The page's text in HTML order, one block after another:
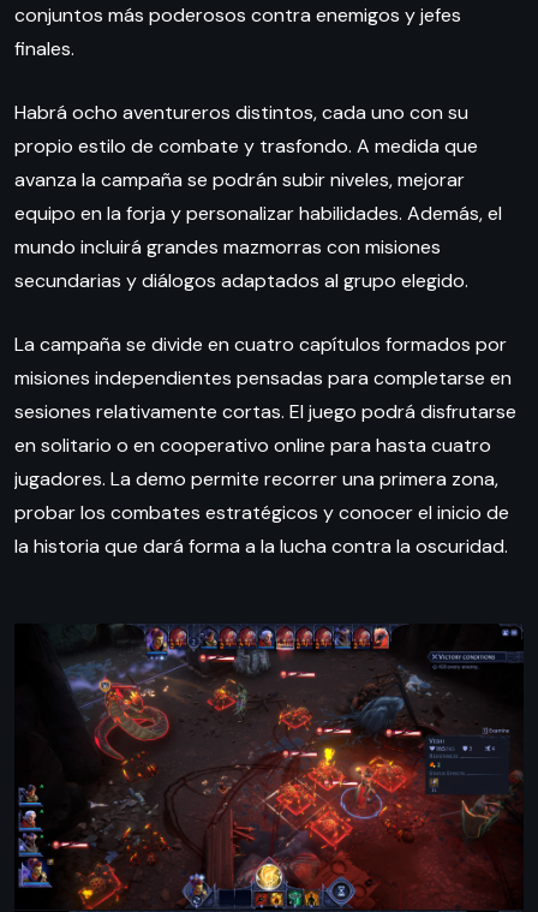
conjuntos más poderosos contra enemigos y jefes
finales.
Habrá ocho aventureros distintos, cada uno con su
propio estilo de combate y trasfondo. A medida que
avanza la campaña se podrán subir niveles, mejorar
equipo en la forja y personalizar habilidades. Además, el
mundo incluirá grandes mazmorras con misiones
secundarias y diálogos adaptados al grupo elegido.
La campaña se divide en cuatro capítulos formados por
misiones independientes pensadas para completarse en
sesiones relativamente cortas. El juego podrá disfrutarse
en solitario o en cooperativo online para hasta cuatro
jugadores. La demo permite recorrer una primera zona,
probar los combates estratégicos y conocer el inicio de
la historia que dará forma a la lucha contra la oscuridad.